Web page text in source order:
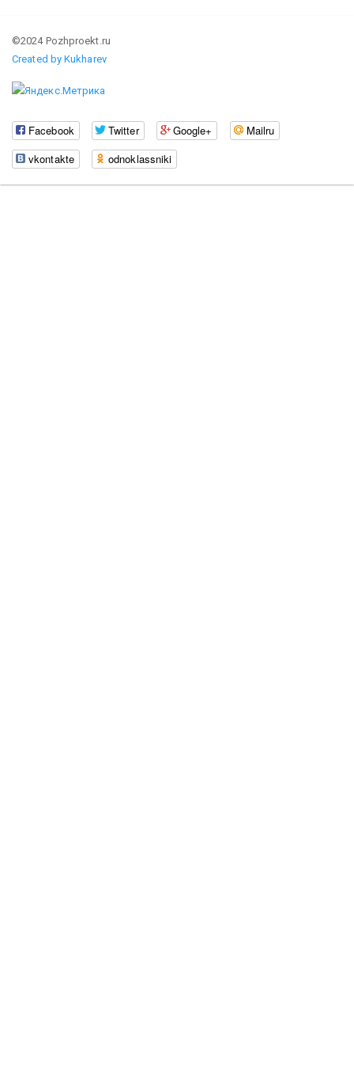
©2024 Pozhproekt.ru
Created by Kukharev
Facebook Twitter Google+
Mailru
vkontakte
odnoklassniki